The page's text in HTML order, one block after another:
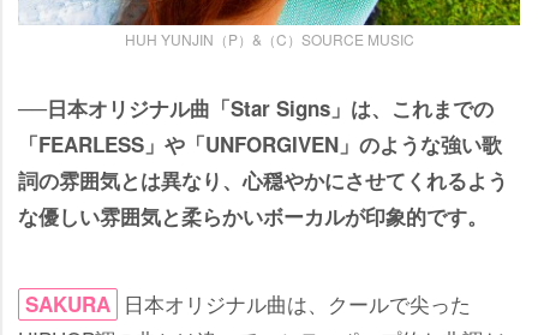
HUH YUNJIN（P）&（C）SOURCE MUSIC
──日本オリジナル曲「Star Signs」は、これまでの
「FEARLESS」や「UNFORGIVEN」のような強い歌
詞の雰囲気とは異なり、心穏やかにさせてくれるよう
な優しい雰囲気と柔らかいボーカルが印象的です。
SAKURA 日本オリジナル曲は、クールで尖った